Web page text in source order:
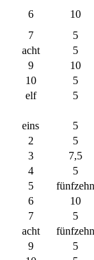
6
10
7
5
acht
5
9
10
10
5
elf
5
eins
5
2
5
3
7,5
4
5
5
fünfzehn
6
10
7
5
acht
fünfzehn
9
5